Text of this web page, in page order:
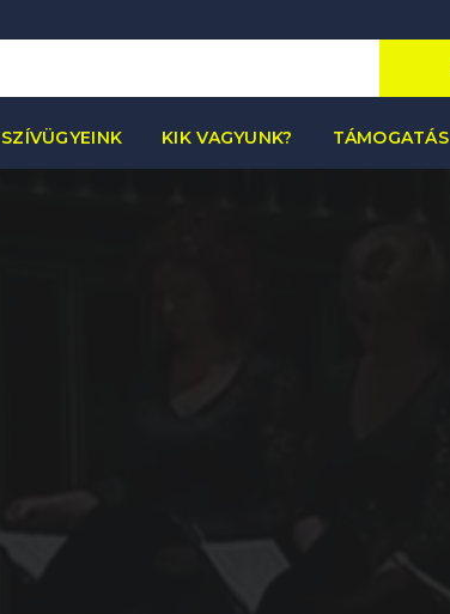
SZÍVÜGYEINK KIK VAGYUNK? TÁMOGATÁS